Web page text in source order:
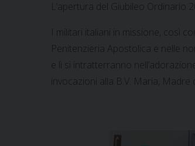
L’apertura del Giubileo Ordinario
I militari italiani in missione, così
Penitenzieria Apostolica e nelle
e lì si intratterranno
invocazioni alla B.V. Maria, Madre